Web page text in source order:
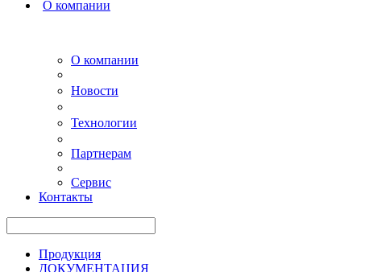
О компании
О компании
Новости
Технологии
Партнерам
Сервис
Контакты
Продукция
ДОКУМЕНТАЦИЯ